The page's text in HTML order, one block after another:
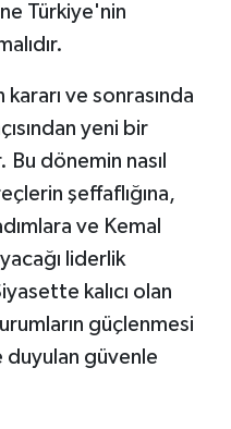
Türkiye'nin
ve sonrasında
yeni bir
Bu dönemin nasıl
şeffaflığına,
ve Kemal
liderlik
kalıcı olan
güçlenmesi
duyulan güvenle